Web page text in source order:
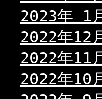
2023年 1
2022年12
2022年11
2022年10